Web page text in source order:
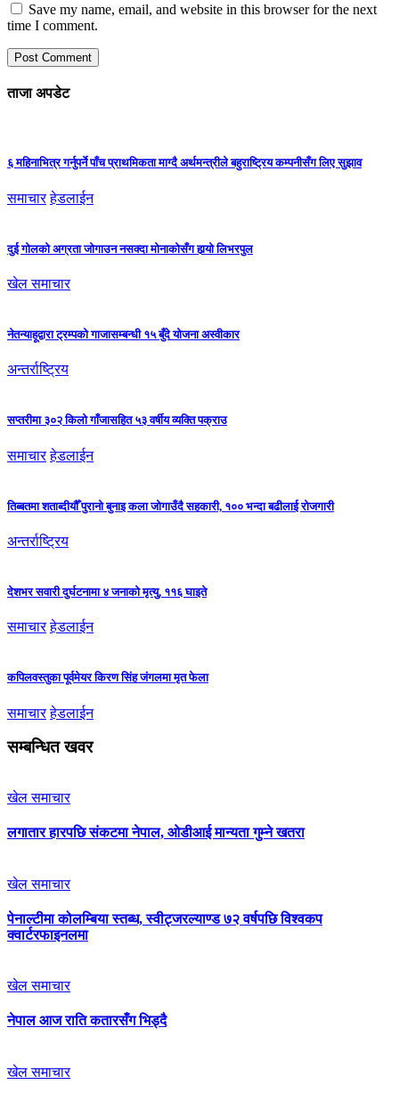
Save my name, email, and website in this browser for the next
time I comment.
ताजा अपडेट
६ महिनाभित्र गर्नुपर्ने पाँच प्राथमिकता माग्दै अर्थमन्त्रीले बहुराष्ट्रिय कम्पनीसँग लिए सुझाव
समाचार हेडलाईन
दुई गोलको अग्रता जोगाउन नसक्दा मोनाकोसँग हार्‍यो लिभरपुल
खेल समाचार
नेतन्याहूद्वारा ट्रम्पको गाजासम्बन्धी १५ बुँदे योजना अस्वीकार
अन्तर्राष्ट्रिय
सप्तरीमा ३०२ किलो गाँजासहित ५३ वर्षीय व्यक्ति पक्राउ
समाचार हेडलाईन
तिब्बतमा शताब्दीयौँ पुरानो बुनाइ कला जोगाउँदै सहकारी, १०० भन्दा बढीलाई रोजगारी
अन्तर्राष्ट्रिय
देशभर सवारी दुर्घटनामा ४ जनाको मृत्यु, ११६ घाइते
समाचार हेडलाईन
कपिलवस्तुका पूर्वमेयर किरण सिंह जंगलमा मृत फेला
समाचार हेडलाईन
सम्बन्धित खवर
खेल समाचार
लगातार हारपछि संकटमा नेपाल, ओडीआई मान्यता गुम्ने खतरा
खेल समाचार
पेनाल्टीमा कोलम्बिया स्तब्ध, स्वीट्जरल्याण्ड ७२ वर्षपछि विश्वकप
क्वार्टरफाइनलमा
खेल समाचार
नेपाल आज राति कतारसँग भिड्दै
खेल समाचार